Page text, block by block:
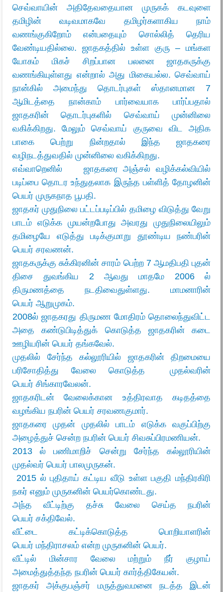
செவ்வாயின் அதிதேவதையான முருகக் கடவுளை
தமிழின் வடிவமாகவே தமிழர்களாகிய நாம்
வணங்குகிறோம் என்பதையும் சொல்லித் தெரிய
வேண்டியதில்லை. ஜாதகத்தில் உள்ள குரு – மங்கள
யோகம் மிகச் சிறப்பான பலனை ஜாதகருக்கு
வணங்கியுள்ளது என்றால் அது மிகையல்ல. செவ்வாய்
நான்கில் அமைந்து தொடர்புகள் ஸ்தானமான 7
ஆமிடத்தை நான்காம் பார்வையாக பார்ப்பதால்
ஜாதகரின் தொடர்புகளில் செவ்வாய் முன்னிலை
வகிக்கிறது.
மேலும்செவ்வாய் குருவை விட அதிக
பாகை பெற்று நின்றதால் இந்த ஜாதகரை
வழிநடத்துவதில் முன்னிலை வகிக்கிறது.
எவ்வாறெனில் ஜாதகரை அஞ்சல் வழிக்கல்வியில்
படிப்பை தொடர உந்துதலாக இருந்த பள்ளித் தோழனின்
பெயர் முருகநாத பூபதி.
ஜாதகர் முதுநிலை பட்டப்படிப்பில் தமிழை விடுத்து வேறு
பாடம் எடுக்க முயன்றபோது அவரது முதுநிலையிலும்
தமிழையே எடுத்து படிக்குமாறு தூண்டிய நண்பரின்
பெயர் சரவணன்.
ஜாதகருக்கு சுக்கிரனின் சாரம் பெற்ற 7 ஆமதிபதி புதன்
திசை துவங்கிய 2 ஆவது மாதமே 2006 ல்
திருமணத்தை நடதிவைதுள்ளது. மாமனாரின்
பெயர் ஆறுமுகம்.
2008ல் ஜாதகரது திருமண மோதிரம் தொலைந்துவிட்ட
அதை கண்டுபிடித்துக் கொடுத்த ஜாதகரின் கடை
ஊழியரின் பெயர் தங்கவேல்.
முதலில் சேர்ந்த கல்லூரியில் ஜாதகரின் திறமையை
பரிசோதித்து வேலை கொடுத்த முதல்வரின்
பெயர் சிங்காரவேலன்.
ஜாதகரிடன் வேலைக்கான உத்திரவாத கடிதத்தை
வழங்கிய நபரின் பெயர் சரவணகுமார்.
ஜாதகரை முதன் முதலில் பாடம் எடுக்க வகுப்பிற்கு
அழைத்துச் சென்ற நபரின் பெயர் சிவசுப்பிரமணியன்.
2013 ல் பணிமாறிச் சென்று சேர்ந்த கல்லூரியின்
முதல்வர் பெயர் பாலமுருகன்.
2015 ல் புதிதாய் கட்டிய வீடு உள்ள பகுதி மந்திரகிரி
நகர் எனும் முருகனின் பெயர்கொண்டது.
அந்த வீட்டிற்கு தச்சு வேலை செய்த நபரின்
பெயர் சக்திவேல்.
வீட்டை கட்டிக்கொடுத்த பொறியாளரின்
பெயர் மந்திராசலம் என்ற முருகனின் பெயர்.
வீட்டில் மின்சார வேலை மற்றும் நீர் குழாய்
அமைத்துத்தந்த நபரின் பெயர் கார்த்திகேயன்.
ஜாதகர் அக்குபஞ்சர் மருத்துவமனை நடத்த இடன்